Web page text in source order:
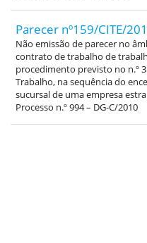
Parecer nº159/CITE/
Não emissão de parecer no
contrato de trabalho de
procedimento previsto no n.º
Trabalho, na sequência do
sucursal de uma empresa
Processo n.º 994 – DG-C/2010